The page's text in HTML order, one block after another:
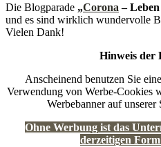
Die Blogparade „Corona –
und es sind wirklich wundervolle
Vielen Dank!
Hinweis der
Anscheinend benutzen Sie
Verwendung von Werbe-Cookies
Werbebanner auf unserer
Ohne Werbung ist das
derzeitigen